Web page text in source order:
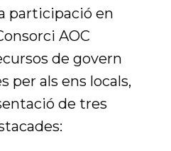
participació en
AOC
de govern
per als ens locals,
de tres